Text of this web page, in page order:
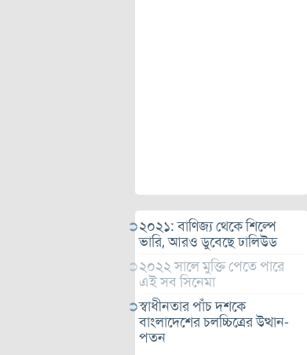
২০২১: বাণিজ্য থেকে শিল্পে
ভারি, আরও ডুবেছে ঢালিউড
২০২২ সালে মুক্তি পেতে পারে
এই সব সিনেমা
স্বাধীনতার পাঁচ দশকে
বাংলাদেশের চলচ্চিত্রের উত্থান-
পতন